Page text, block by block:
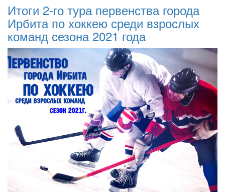
Итоги 2-го тура первенства города
Ирбита по хоккею среди взрослых
команд сезона 2021 года